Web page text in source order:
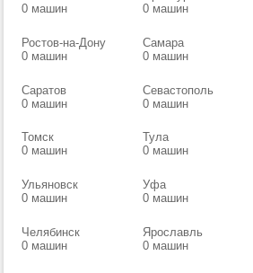
0 машин
0 машин
Ростов-на-Дону
0 машин
Самара
0 машин
Саратов
0 машин
Севастополь
0 машин
Томск
0 машин
Тула
0 машин
Ульяновск
0 машин
Уфа
0 машин
Челябинск
0 машин
Ярославль
0 машин